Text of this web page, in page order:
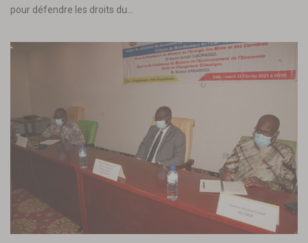
pour défendre les droits du…